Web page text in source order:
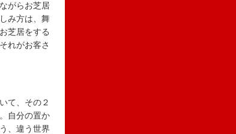
がらお芝居
み方は、舞
芝居をする
れがお客さ
て、その２
自分の置か
、違う世界